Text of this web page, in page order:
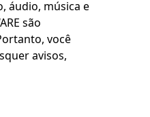
áudio, música e
são
você
avisos,